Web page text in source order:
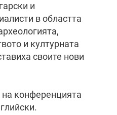
и
в областта
и културната
своите нови
конференцията